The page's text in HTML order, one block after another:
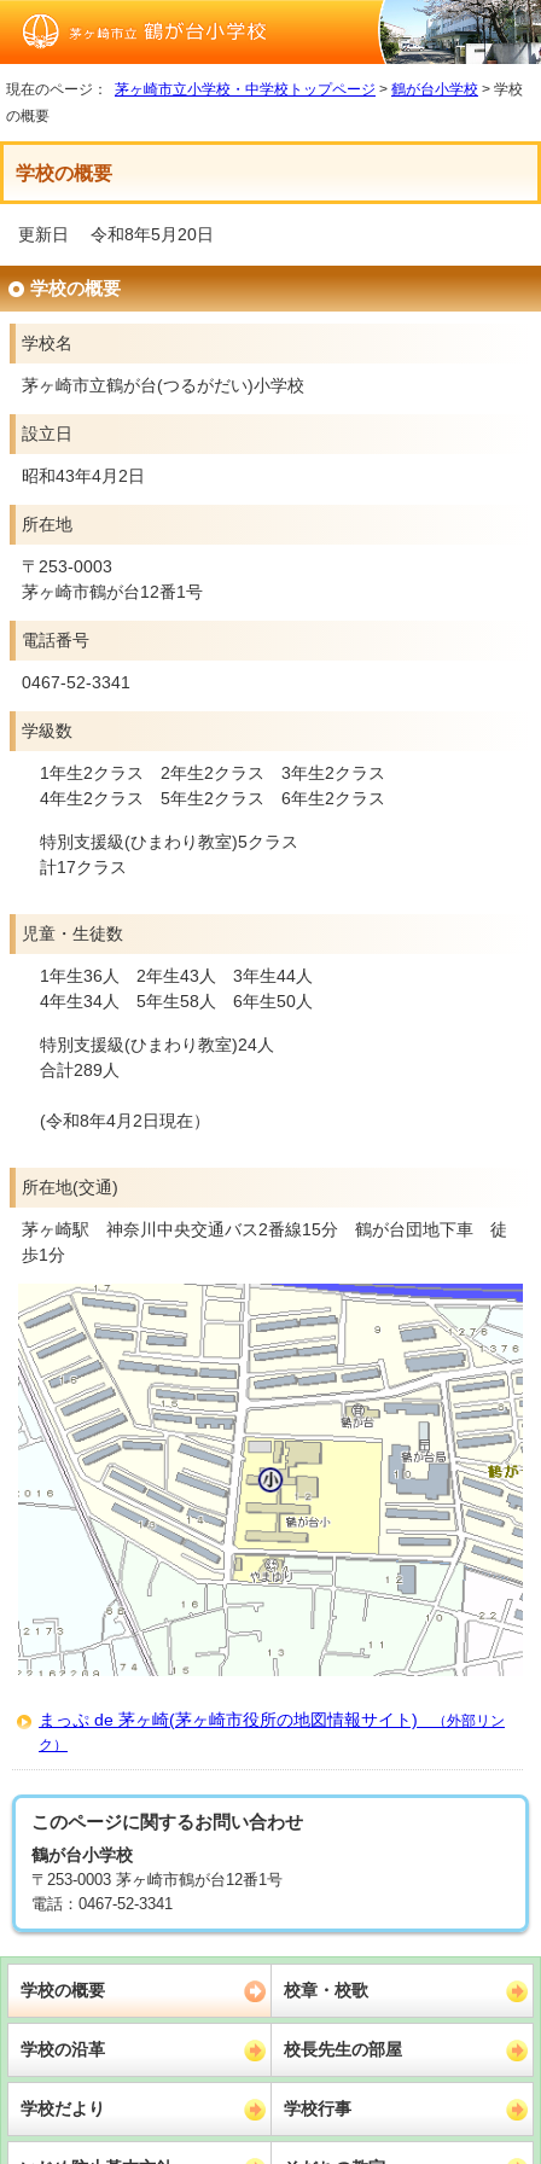
現在のページ： 茅ヶ崎市立小学校・中学校トップページ > 鶴が台小学校 > 学校
の概要
学校の概要
更新日 令和8年5月20日
学校の概要
学校名
茅ヶ崎市立鶴が台(つるがだい)小学校
設立日
昭和43年4月2日
所在地
〒253-0003
茅ヶ崎市鶴が台12番1号
電話番号
0467-52-3341
学級数
1年生2クラス 2年生2クラス 3年生2クラス
4年生2クラス 5年生2クラス 6年生2クラス
特別支援級(ひまわり教室)5クラス
計17クラス
児童・生徒数
1年生36人 2年生43人 3年生44人
4年生34人 5年生58人 6年生50人
特別支援級(ひまわり教室)24人
合計289人
(令和8年4月2日現在）
所在地(交通)
茅ヶ崎駅 神奈川中央交通バス2番線15分 鶴が台団地下車 徒
歩1分
まっぷ de 茅ヶ崎(茅ヶ崎市役所の地図情報サイト) （外部リン
ク）
このページに関するお問い合わせ
鶴が台小学校
〒253-0003 茅ヶ崎市鶴が台12番1号
電話：0467-52-3341
学校の概要 校章・校歌
学校の沿革 校長先生の部屋
学校だより 学校行事